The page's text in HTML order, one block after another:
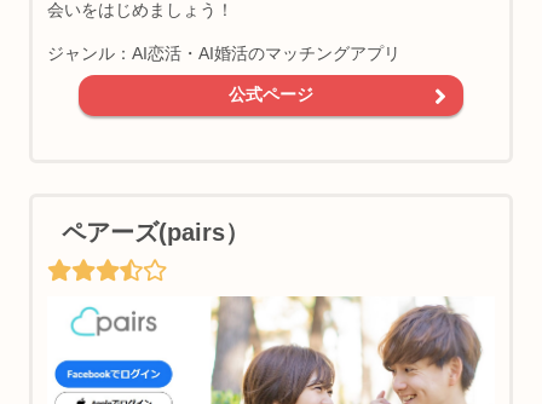
会いをはじめましょう！
ジャンル：AI恋活・AI婚活のマッチングアプリ
公式ページ
ペアーズ(pairs）